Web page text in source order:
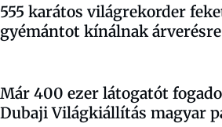
555 karátos világrekorder
gyémántot kínálnak
Már 400 ezer látogatót
Dubaji Világkiállítás magyar